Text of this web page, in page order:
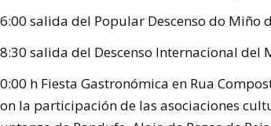
salida del Popular Descenso do Miño
salida del Descenso Internacional del
h Fiesta Gastronómica en Rua
la participación de las asociaciones